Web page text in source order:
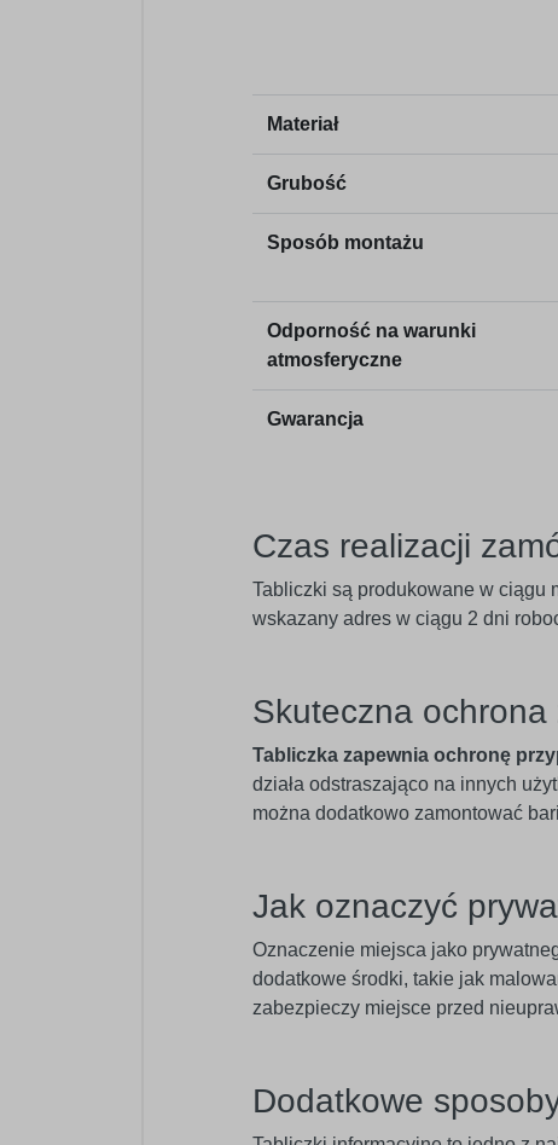
Materiał
Grubość
Sposób montażu
Odporność na warunki
atmosferyczne
Gwarancja
Czas realizacji
Tabliczki są produkowane w ciągu
wskazany adres w ciągu 2 dni
Skuteczna
Tabliczka zapewnia ochronę
działa odstraszająco na innych
można dodatkowo zamontować
Jak oznaczyć
Oznaczenie miejsca jako
dodatkowe środki, takie jak
zabezpieczy miejsce przed
Dodatkowe